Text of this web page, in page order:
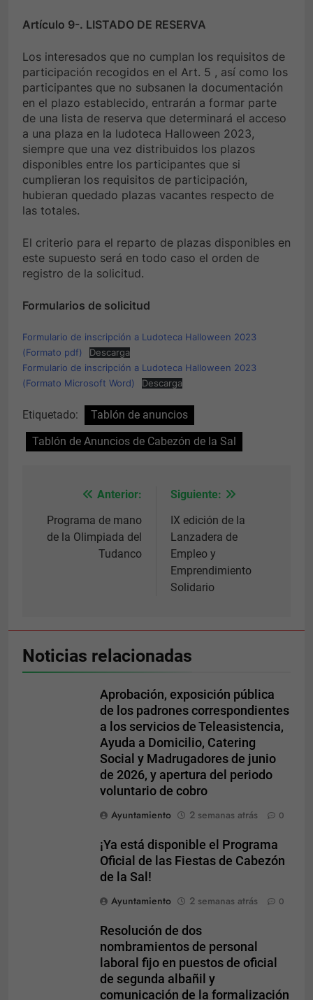
Artículo 9-. LISTADO DE RESERVA
Los interesados que no cumplan los requisitos de
participación recogidos en el Art. 5 , así como los
participantes que no subsanen la documentación
en el plazo establecido, entrarán a formar parte
de una lista de reserva que determinará el acceso
a una plaza en la ludoteca Halloween 2023,
siempre que una vez distribuidos los plazos
disponibles entre los participantes que si
cumplieran los requisitos de participación,
hubieran quedado plazas vacantes respecto de
las totales.
El criterio para el reparto de plazas disponibles en
este supuesto será en todo caso el orden de
registro de la solicitud.
Formularios de solicitud
Formulario de inscripción a Ludoteca Halloween 2023
(Formato pdf)
Descarga
Formulario de inscripción a Ludoteca Halloween 2023
(Formato Microsoft Word)
Descarga
Etiquetado:
Tablón de anuncios
Tablón de Anuncios de Cabezón de la Sal
Navegación
de
entradas
Anterior:
Programa de mano
de la Olimpiada del
Tudanco
Siguiente:
IX edición de la
Lanzadera de
Empleo y
Emprendimiento
Solidario
Noticias relacionadas
Aprobación, exposición pública
de los padrones correspondientes
a los servicios de Teleasistencia,
Ayuda a Domicilio, Catering
Social y Madrugadores de junio
de 2026, y apertura del periodo
voluntario de cobro
Ayuntamiento
2 semanas atrás 0
¡Ya está disponible el Programa
Oficial de las Fiestas de Cabezón
de la Sal!
Ayuntamiento
2 semanas atrás 0
Resolución de dos
nombramientos de personal
laboral fijo en puestos de oficial
de segunda albañil y
comunicación de la formalización
Necesarias
cookies no
son
opcionales.
Son
funcione la
Estadísticas
Para que
podamos
se usa la web.
Experiencia
Para que
nuestra web
funcione lo
mejor posible
durante tu
visita. Si
cookies,
funcionalidades
desaparecerán
de la web.
Al compartir tus
intereses y
comportamiento
mientras visitas
nuestro sitio,
aumentas la